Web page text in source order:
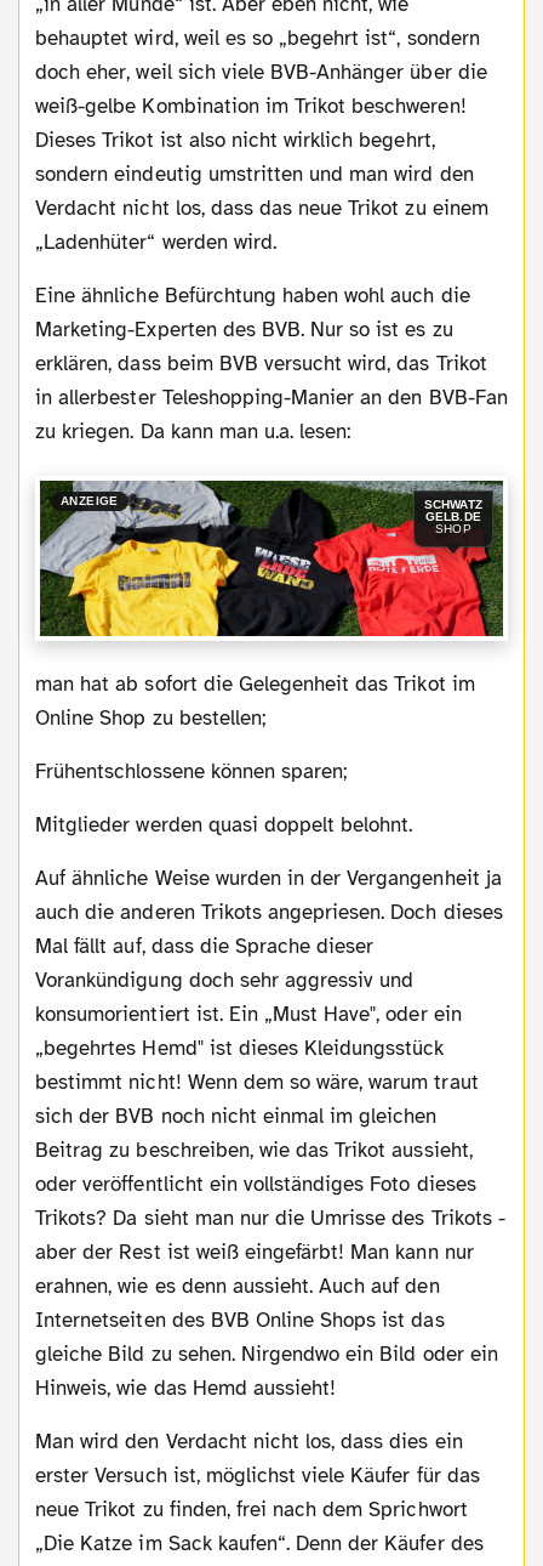
behauptet wird, weil es so „begehrt ist“, sondern
doch eher, weil sich viele BVB-Anhänger über die
weiß-gelbe Kombination im Trikot beschweren!
Dieses Trikot ist also nicht wirklich begehrt,
sondern eindeutig umstritten und man wird den
Verdacht nicht los, dass das neue Trikot zu einem
„Ladenhüter“ werden wird.
Eine ähnliche Befürchtung haben wohl auch die
Marketing-Experten des BVB. Nur so ist es zu
erklären, dass beim BVB versucht wird, das Trikot
in allerbester Teleshopping-Manier an den BVB-Fan
zu kriegen. Da kann man u.a. lesen:
ANZEIGE
SCHWATZ
GELB.DE
SHOP
man hat ab sofort die Gelegenheit das Trikot im
Online Shop zu bestellen;
Frühentschlossene können sparen;
Mitglieder werden quasi doppelt belohnt.
Auf ähnliche Weise wurden in der Vergangenheit ja
auch die anderen Trikots angepriesen. Doch dieses
Mal fällt auf, dass die Sprache dieser
Vorankündigung doch sehr aggressiv und
konsumorientiert ist. Ein „Must Have", oder ein
„begehrtes Hemd" ist dieses Kleidungsstück
bestimmt nicht! Wenn dem so wäre, warum traut
sich der BVB noch nicht einmal im gleichen
Beitrag zu beschreiben, wie das Trikot aussieht,
oder veröffentlicht ein vollständiges Foto dieses
Trikots? Da sieht man nur die Umrisse des Trikots -
aber der Rest ist weiß eingefärbt! Man kann nur
erahnen, wie es denn aussieht. Auch auf den
Internetseiten des BVB Online Shops ist das
gleiche Bild zu sehen. Nirgendwo ein Bild oder ein
Hinweis, wie das Hemd aussieht!
Man wird den Verdacht nicht los, dass dies ein
erster Versuch ist, möglichst viele Käufer für das
neue Trikot zu finden, frei nach dem Sprichwort
„Die Katze im Sack kaufen“. Denn der Käufer des